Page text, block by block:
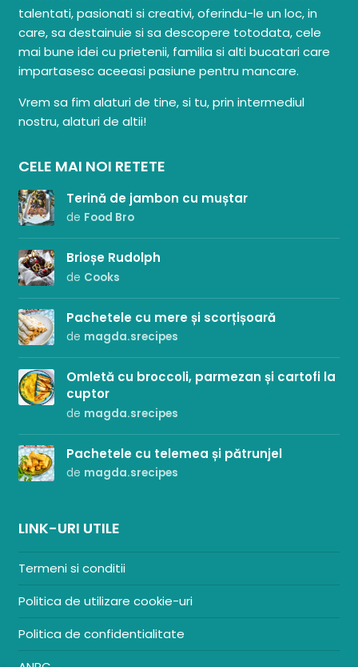
talentati, pasionati si creativi, oferindu-le un loc, in
care, sa destainuie si sa descopere totodata, cele
mai bune idei cu prietenii, familia si alti bucatari care
impartasesc aceeasi pasiune pentru mancare.
Vrem sa fim alaturi de tine, si tu, prin intermediul
nostru, alaturi de altii!
CELE MAI NOI RETETE
Terină de jambon cu muștar
de Food Bro
Brioșe Rudolph
de Cooks
Pachetele cu mere și scorțișoară
de magda.srecipes
Omletă cu broccoli, parmezan și cartofi la
cuptor
de magda.srecipes
Pachetele cu telemea și pătrunjel
de magda.srecipes
LINK-URI UTILE
Termeni si conditii
Politica de utilizare cookie-uri
Politica de confidentialitate